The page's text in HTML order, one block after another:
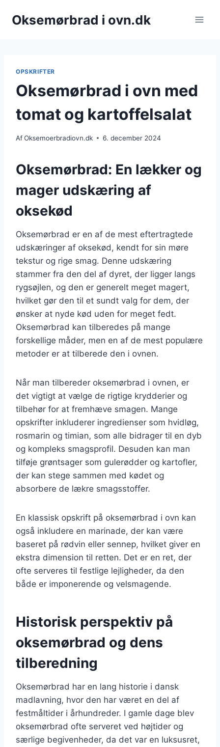
Oksemørbrad i ovn.dk
OPSKRIFTER
Oksemørbrad i ovn med
tomat og kartoffelsalat
AfOksemoerbradiovn.dk 6. december 2024
Oksemørbrad: En lækker og
mager udskæring af
oksekød
Oksemørbrad er en af de mest eftertragtede
udskæringer af oksekød, kendt for sin møre
tekstur og rige smag. Denne udskæring
stammer fra den del af dyret, der ligger langs
rygsøjlen, og den er generelt meget magert,
hvilket gør den til et sundt valg for dem, der
ønsker at nyde kød uden for meget fedt.
Oksemørbrad kan tilberedes på mange
forskellige måder, men en af de mest populære
metoder er at tilberede den i ovnen.
Når man tilbereder oksemørbrad i ovnen, er
det vigtigt at vælge de rigtige krydderier og
tilbehør for at fremhæve smagen. Mange
opskrifter inkluderer ingredienser som hvidløg,
rosmarin og timian, som alle bidrager til en dyb
og kompleks smagsprofil. Desuden kan man
tilføje grøntsager som gulerødder og kartofler,
der kan stege sammen med kødet og
absorbere de lækre smagsstoffer.
En klassisk opskrift på oksemørbrad i ovn kan
også inkludere en marinade, der kan være
baseret på rødvin eller sennep, hvilket giver en
ekstra dimension til retten. Det er en ret, der
ofte serveres til festlige lejligheder, da den
både er imponerende og velsmagende.
Historisk perspektiv på
oksemørbrad og dens
tilberedning
Oksemørbrad har en lang historie i dansk
madlavning, hvor den har været en del af
festmåltider i århundreder. I gamle dage blev
oksemørbrad ofte serveret ved højtider og
særlige begivenheder, da det var en luksusret,